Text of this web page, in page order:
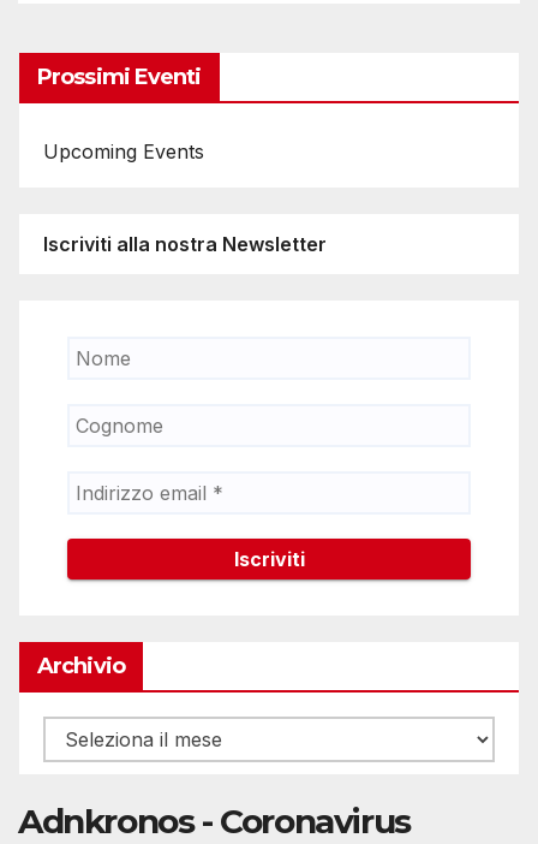
Prossimi Eventi
Upcoming Events
Iscriviti alla nostra Newsletter
Archivio
Archivio
Adnkronos - Coronavirus